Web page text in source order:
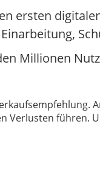
ersten
Millionen
Verlusten führen.